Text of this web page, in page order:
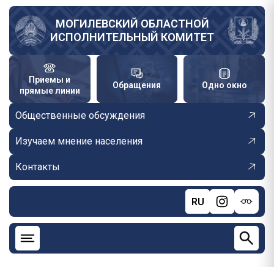
Перейти
основному
содержанию
МОГИЛЕВСКИЙ ОБЛАСТНОЙ
ИСПОЛНИТЕЛЬНЫЙ КОМИТЕТ
Приемы и
прямые линии
Обращения Одно окно
Общественные обсуждения
Изучаем мнение населения
Контакты
RU